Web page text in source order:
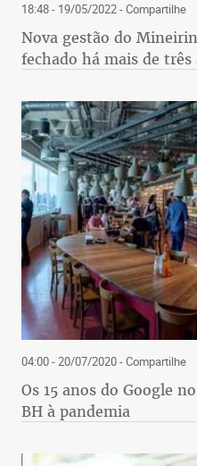
18:48 - 19/05/2022- Compartilhe
Nova gestão do
fechado há mais de três
04:00 - 20/07/2020- Compartilhe
Os 15 anos do Google
BH à pandemia